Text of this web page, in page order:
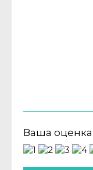
Ваша оценка